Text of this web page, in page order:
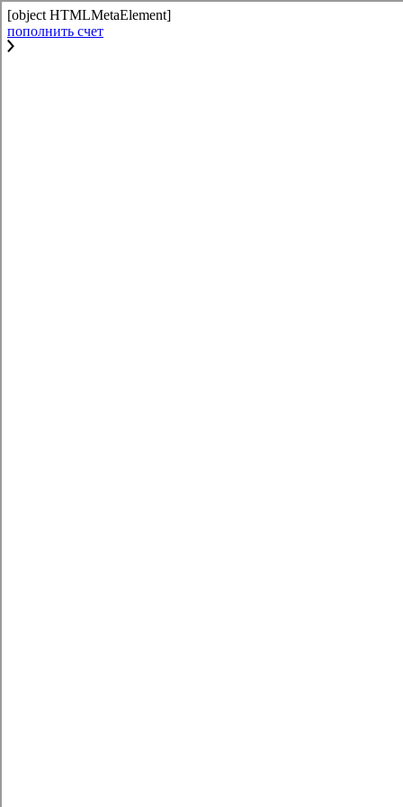
[object HTMLMetaElement]
пополнить счет